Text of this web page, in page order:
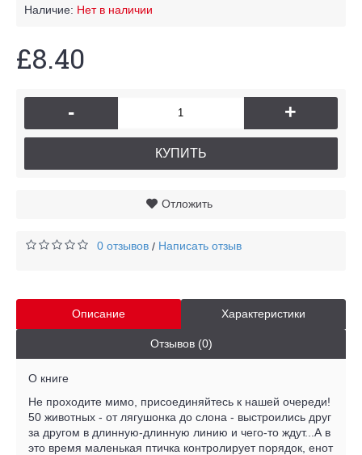
Наличие: Нет в наличии
£8.40
- +
КУПИТЬ
Отложить
0 отзывов / Написать отзыв
Описание Характеристики
Отзывов (0)
О книге
Не проходите мимо, присоединяйтесь к нашей очереди!
50 животных - от лягушонка до слона - выстроились друг
за другом в длинную-длинную линию и чего-то ждут...А в
это время маленькая птичка контролирует порядок, енот